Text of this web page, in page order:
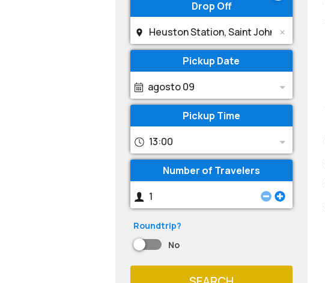
Drop Off
Pickup Date
agosto 09
Pickup Time
13:00
Number of Travelers
Roundtrip?
No